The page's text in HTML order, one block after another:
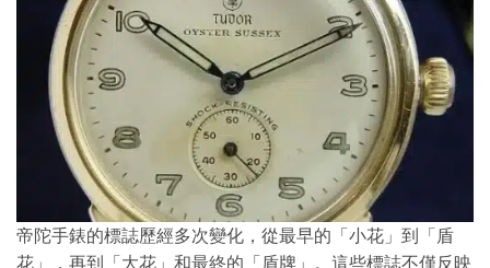
帝陀手錶的標誌歷經多次變化，從最早的「小花」到「盾
花」，再到「大花」和最終的「盾牌」。這些標誌不僅反映